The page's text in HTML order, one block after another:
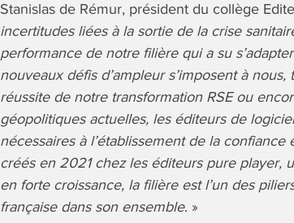
Stanislas de Rémur, président du collège
incertitudes liées à la sortie de la crise
performance de notre filière qui a su
nouveaux défis d’ampleur s’imposent à
réussite de notre transformation RSE ou
géopolitiques actuelles, les éditeurs de
nécessaires à l’établissement de la
créés en 2021 chez les éditeurs pure player,
en forte croissance, la filière est l’un des
française dans son ensemble. »